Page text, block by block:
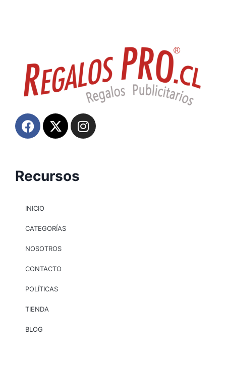
Recursos
INICIO
CATEGORÍAS
NOSOTROS
CONTACTO
POLÍTICAS
TIENDA
BLOG